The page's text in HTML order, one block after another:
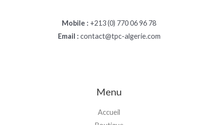
Mobile : +213 (0) 770 06 96 78
Email : contact@tpc-algerie.com
Menu
Accueil